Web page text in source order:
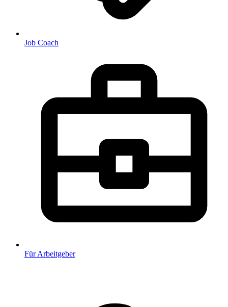
Job Coach
Für Arbeitgeber